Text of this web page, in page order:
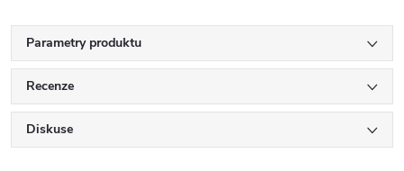
Parametry produktu
Recenze
Diskuse